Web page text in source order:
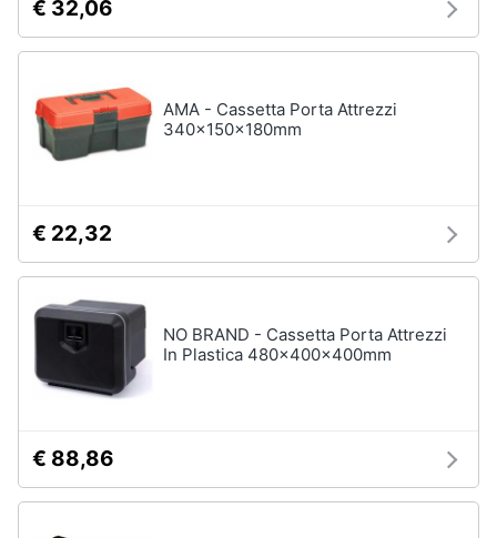
€ 32,06
AMA - Cassetta Porta Attrezzi
340x150x180mm
€ 22,32
NO BRAND - Cassetta Porta Attrezzi
In Plastica 480x400x400mm
€ 88,86